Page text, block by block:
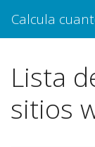
Calcula
Lista
sitios